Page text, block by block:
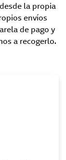
la propia
envíos
de pago y
a recogerlo.